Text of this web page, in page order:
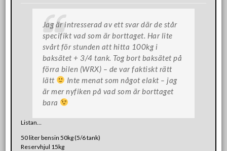
Jag är intresserad av ett svar där de står
specifikt vad som är borttaget. Har lite
svårt för stunden att hitta 100kg i
baksätet + 3/4 tank. Tog bort baksätet på
förra bilen (WRX) – de var faktiskt rätt
lätt
Inte menat som något elakt – jag
är mer nyfiken på vad som är borttaget
bara
Listan…
50 liter bensin 50kg (5/6 tank)
Reservhjul 15kg